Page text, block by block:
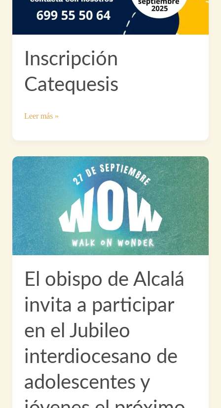
Inscripción
Catequesis
Inscripción
Leer más »
El obispo de Alcalá
invita a participar
en el Jubileo
interdiocesano de
adolescentes y